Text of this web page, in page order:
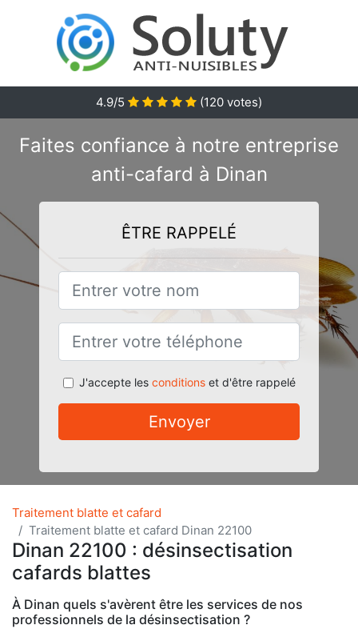
4.9/5 (120 votes)
Faites confiance à notre entreprise
anti-cafard à Dinan
ÊTRE RAPPELÉ
J'accepte les conditionset d'être rappelé
Envoyer
Traitement blatte et cafard
Traitement blatte et cafard Dinan 22100
Dinan 22100 : désinsectisation
cafards blattes
À Dinan quels s'avèrent être les services de nos
professionnels de la désinsectisation ?